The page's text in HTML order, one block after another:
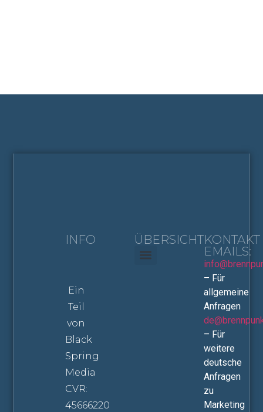
INFO
Ein
Teil
von
Black
Spring
Media
CVR:
45666220
ÜBERSICHTKONTAKT
EMAILS:
– Für
allgemeine
Anfragen
– Für
weitere
deutsche
Anfragen
zu
Marketing